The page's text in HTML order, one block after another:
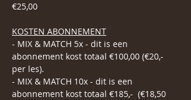
€25,00
KOSTEN ABONNEMENT
- MIX & MATCH 5x - dit is een
abonnement kost totaal €100,00 (€20,-
per les).
- MIX & MATCH 10x - dit is een
abonnement kost totaal €185,-  (€18,50